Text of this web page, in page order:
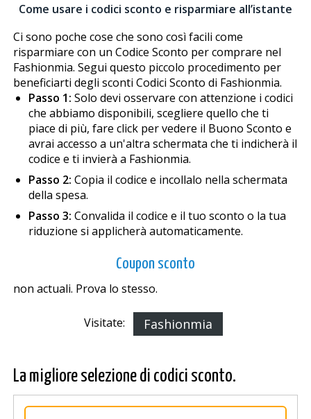
Come usare i codici sconto e risparmiare all’istante
Ci sono poche cose che sono così facili come
risparmiare con un Codice Sconto per comprare nel
Fashionmia. Segui questo piccolo procedimento per
beneficiarti degli sconti Codici Sconto di Fashionmia.
Passo 1: Solo devi osservare con attenzione i codici
che abbiamo disponibili, scegliere quello che ti
piace di più, fare click per vedere il Buono Sconto e
avrai accesso a un'altra schermata che ti indicherà il
codice e ti invierà a Fashionmia.
Passo 2: Copia il codice e incollalo nella schermata
della spesa.
Passo 3: Convalida il codice e il tuo sconto o la tua
riduzione si applicherà automaticamente.
Coupon sconto
non actuali. Prova lo stesso.
Visitate: Fashionmia
La migliore selezione di codici sconto.